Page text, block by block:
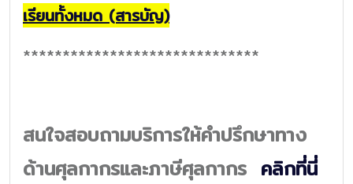
เรียนทั้งหมด (สารบัญ)
******************************
สนใจสอบถามบริการให้คำปรึกษาทาง
ด้านศุลกากรและภาษีศุลกากร คลิกที่นี่